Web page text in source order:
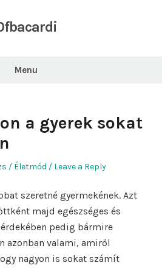
Menu
a gyerek sokat
Posted
Életmód Leave a Reply
szeretné gyermekének. Azt
majd egészséges és
pedig bármire
azonban valami, amiről
nagyon is sokat számít